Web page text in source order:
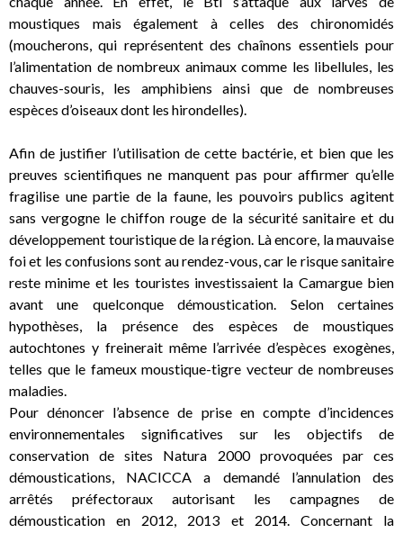
moustiques mais également à celles des chironomidés
(moucherons, qui représentent des chaînons essentiels pour
l’alimentation de nombreux animaux comme les libellules, les
chauves-souris, les amphibiens ainsi que de nombreuses
espèces d’oiseaux dont les hirondelles).
Afin de justifier l’utilisation de cette bactérie, et bien que les
preuves scientifiques ne manquent pas pour affirmer qu’elle
fragilise une partie de la faune, les pouvoirs publics agitent
sans vergogne le chiffon rouge de la sécurité sanitaire et du
développement touristique de la région. Là encore, la mauvaise
foi et les confusions sont au rendez-vous, car le risque sanitaire
reste minime et les touristes investissaient la Camargue bien
avant une quelconque démoustication. Selon certaines
hypothèses, la présence des espèces de moustiques
autochtones y freinerait même l’arrivée d’espèces exogènes,
telles que le fameux moustique-tigre vecteur de nombreuses
maladies.
Pour dénoncer l’absence de prise en compte d’incidences
environnementales significatives sur les objectifs de
conservation de sites Natura 2000 provoquées par ces
démoustications, NACICCA a demandé l’annulation des
arrêtés préfectoraux autorisant les campagnes de
démoustication en 2012, 2013 et 2014. Concernant la